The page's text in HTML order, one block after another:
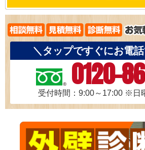
＼タップですぐにお電
0120-
受付時間：9:00～17:00 ※日